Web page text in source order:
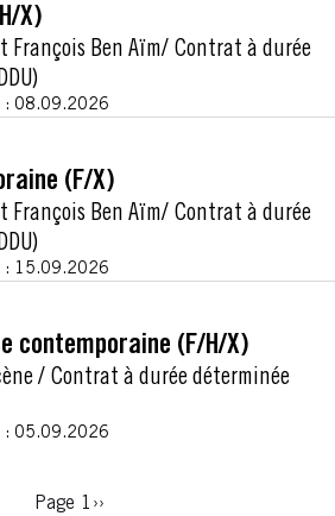
X)
François Ben Aïm Contrat à durée
: 08.09.2026
(F/X)
François Ben Aïm Contrat à durée
: 15.09.2026
contemporaine (F/H/X)
Contrat à durée déterminée
: 05.09.2026
Pagination
Page 1 Page
››